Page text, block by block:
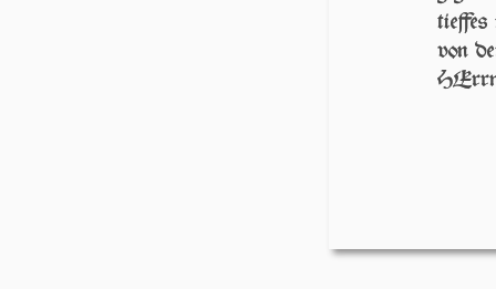
tieffes
von